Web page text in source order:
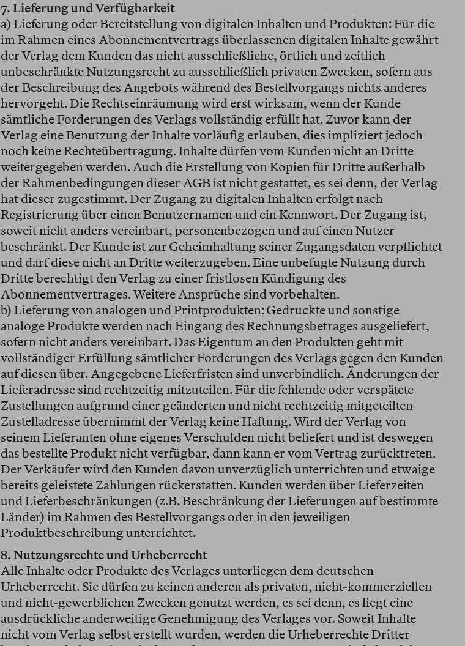
7. Lieferung und Verfügbarkeit
a) Lieferung oder Bereitstellung von digitalen Inhalten und Produkten: Für die
im Rahmen eines Abonnementvertrags überlassenen digitalen Inhalte gewährt
der Verlag dem Kunden das nicht ausschließliche, örtlich und zeitlich
unbeschränkte Nutzungsrecht zu ausschließlich privaten Zwecken, sofern aus
der Beschreibung des Angebots während des Bestellvorgangs nichts anderes
hervorgeht. Die Rechtseinräumung wird erst wirksam, wenn der Kunde
sämtliche Forderungen des Verlags vollständig erfüllt hat. Zuvor kann der
Verlag eine Benutzung der Inhalte vorläufig erlauben, dies impliziert jedoch
noch keine Rechteübertragung. Inhalte dürfen vom Kunden nicht an Dritte
weitergegeben werden. Auch die Erstellung von Kopien für Dritte außerhalb
der Rahmenbedingungen dieser AGB ist nicht gestattet, es sei denn, der Verlag
hat dieser zugestimmt. Der Zugang zu digitalen Inhalten erfolgt nach
Registrierung über einen Benutzernamen und ein Kennwort. Der Zugang ist,
soweit nicht anders vereinbart, personenbezogen und auf einen Nutzer
beschränkt. Der Kunde ist zur Geheimhaltung seiner Zugangsdaten verpflichtet
und darf diese nicht an Dritte weiterzugeben. Eine unbefugte Nutzung durch
Dritte berechtigt den Verlag zu einer fristlosen Kündigung des
Abonnementvertrages. Weitere Ansprüche sind vorbehalten.
b) Lieferung von analogen und Printprodukten: Gedruckte und sonstige
analoge Produkte werden nach Eingang des Rechnungsbetrages ausgeliefert,
sofern nicht anders vereinbart. Das Eigentum an den Produkten geht mit
vollständiger Erfüllung sämtlicher Forderungen des Verlags gegen den Kunden
auf diesen über. Angegebene Lieferfristen sind unverbindlich. Änderungen der
Lieferadresse sind rechtzeitig mitzuteilen. Für die fehlende oder verspätete
Zustellungen aufgrund einer geänderten und nicht rechtzeitig mitgeteilten
Zustelladresse übernimmt der Verlag keine Haftung. Wird der Verlag von
seinem Lieferanten ohne eigenes Verschulden nicht beliefert und ist deswegen
das bestellte Produkt nicht verfügbar, dann kann er vom Vertrag zurücktreten.
Der Verkäufer wird den Kunden davon unverzüglich unterrichten und etwaige
bereits geleistete Zahlungen rückerstatten. Kunden werden über Lieferzeiten
und Lieferbeschränkungen (z.B. Beschränkung der Lieferungen auf bestimmte
Länder) im Rahmen des Bestellvorgangs oder in den jeweiligen
Produktbeschreibung unterrichtet.
8. Nutzungsrechte und Urheberrecht
Alle Inhalte oder Produkte des Verlages unterliegen dem deutschen
Urheberrecht. Sie dürfen zu keinen anderen als privaten, nicht-kommerziellen
und nicht-gewerblichen Zwecken genutzt werden, es sei denn, es liegt eine
ausdrückliche anderweitige Genehmigung des Verlages vor. Soweit Inhalte
nicht vom Verlag selbst erstellt wurden, werden die Urheberrechte Dritter